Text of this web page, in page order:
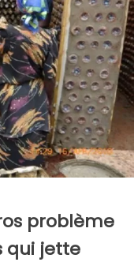
problème
qui jette